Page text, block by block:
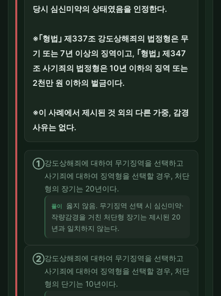
당시 심신미약의 상태였음을 인정한다.
※｢형법｣ 제337조 강도상해죄의 법정형은 무
기 또는 7년 이상의 징역이고, ｢형법｣ 제347
조 사기죄의 법정형은 10년 이하의 징역 또는
2천만 원 이하의 벌금이다.
※이 사례에서 제시된 것 외의 다른 가중, 감경
사유는 없다.
①강도상해죄에 대하여 무기징역을 선택하고
사기죄에 대하여 징역형을 선택할 경우, 처단
형의 장기는 20년이다.
풀이
옳지 않음. 무기징역 선택 시 심신미약·
작량감경을 거친 처단형 장기는 제시된 20
년과 일치하지 않는다.
②강도상해죄에 대하여 무기징역을 선택하고
사기죄에 대하여 징역형을 선택할 경우, 처단
형의 단기는 10년이다.